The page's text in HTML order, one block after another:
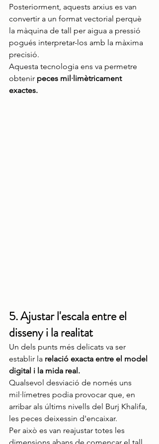
Posteriorment, aquests arxius es van
convertir a un format vectorial perquè
la màquina de tall per aigua a pressió
pogués interpretar-los amb la màxima
precisió.
Aquesta tecnologia ens va permetre
obtenir peces mil·limètricament
exactes.
5. Ajustar l'escala entre el
disseny i la realitat
Un dels punts més delicats va ser
establir la relació exacta entre el model
digital i la mida real.
Qualsevol desviació de només uns
mil·límetres podia provocar que, en
arribar als últims nivells del Burj Khalifa,
les peces deixessin d'encaixar.
Per això es van reajustar totes les